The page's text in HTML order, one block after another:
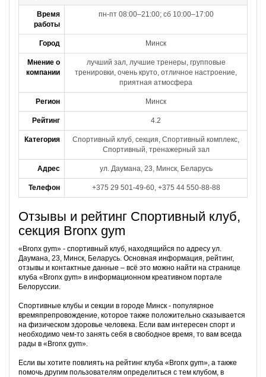
Время
работы
пн-пт 08:00–21:00; сб 10:00–17:00
Город Минск
Мнение о
компании
лучший зал, лучшие тренеры, групповые
тренировки, очень круто, отличное настроение,
приятная атмосфера
Регион Минск
Рейтинг 4.2
Категория
Спортивный клуб, секция, Спортивный комплекс,
Спортивный, тренажерный зал
Адрес ул. Даумана, 23, Минск, Беларусь
Телефон +375 29 501-49-60, +375 44 550-88-88
Отзывы и рейтинг Спортивный клуб,
секция Bronx gym
«Bronx gym» - спортивный клуб, находящийся по адресу ул.
Даумана, 23, Минск, Беларусь. Основная информация, рейтинг,
отзывы и контактные данные – всё это можно найти на странице
клуба «Bronx gym» в информационном креативном портале
Белоруссии.
Спортивные клубы и секции в городе Минск - популярное
времяпрепровождение, которое также положительно сказывается
на физическом здоровье человека. Если вам интересен спорт и
необходимо чем-то занять себя в свободное время, то вам всегда
рады в «Bronx gym».
Если вы хотите повлиять на рейтинг клуба «Bronx gym», а также
помочь другим пользователям определиться с тем клубом, в